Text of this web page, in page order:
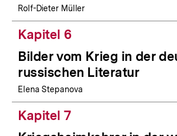
Rolf-Dieter Müller
Kapitel 6
Bilder vom Krieg in der
russischen Literatur
Elena Stepanova
Kapitel 7